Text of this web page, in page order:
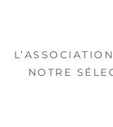
L’ASSOCIATION
NOTRE